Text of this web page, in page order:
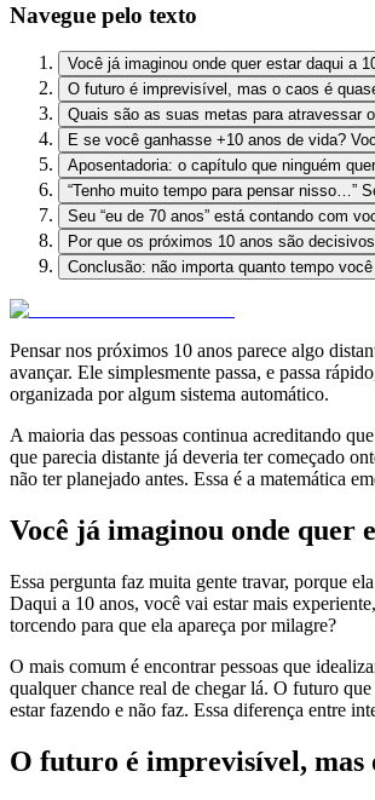
Navegue pelo texto
Você já imaginou onde quer estar daqui a
O futuro é imprevisível, mas o caos é
Quais são as suas metas para atravessar
E se você ganhasse +10 anos de vida?
Aposentadoria: o capítulo que ninguém
“Tenho muito tempo para pensar nisso…”
Seu “eu de 70 anos” está contando com
Por que os próximos 10 anos são
Conclusão: não importa quanto tempo
Pensar nos próximos 10 anos parece algo
avançar. Ele simplesmente passa, e passa
organizada por algum sistema automático.
A maioria das pessoas continua acreditando
que parecia distante já deveria ter começado
não ter planejado antes. Essa é a matemática
Você já imaginou onde quer
Essa pergunta faz muita gente travar, porque
Daqui a 10 anos, você vai estar mais
torcendo para que ela apareça por milagre?
O mais comum é encontrar pessoas que
qualquer chance real de chegar lá. O futuro
estar fazendo e não faz. Essa diferença entre
O futuro é imprevisível, mas